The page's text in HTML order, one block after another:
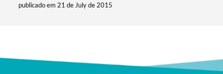
publicado em 21 de July de 2015